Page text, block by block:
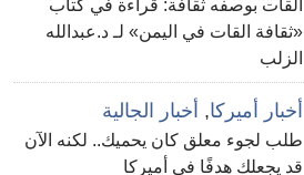
القات بوصفه ثقافة: قراءة في كتاب
«ثقافة القات في اليمن» لـ د.عبدالله
الزلب
أخبار أميركا, أخبار الجالية
طلب لجوء معلق كان يحميك.. لكنه الآن
قد يجعلك هدفًا في أميركا